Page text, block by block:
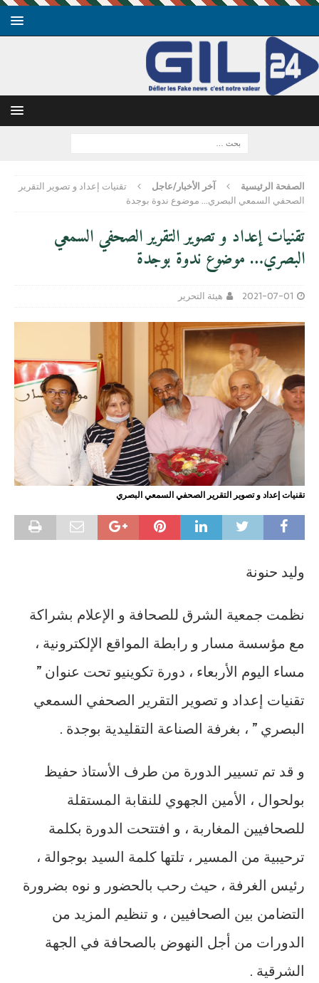
الصفحة الرئيسية آخر الأخبار/عاجل
تقنيات إعداد و تصوير التقرير
الصحفي السمعي البصري… موضوع ندوة بوجدة
تقنيات إعداد و تصوير التقرير الصحفي السمعي
البصري… موضوع ندوة بوجدة
2021-07-01 هيئة التحرير
تقنيات إعداد و تصوير التقرير الصحفي السمعي البصري
وليد حنونة
نظمت جمعية الشرق للصحافة و الإعلام بشراكة
مع مؤسسة مسار و رابطة المواقع الإلكترونية ،
مساء اليوم الأربعاء ، دورة تكوينيو تحت عنوان ”
تقنيات إعداد و تصوير التقرير الصحفي السمعي
البصري ” ، بغرفة الصناعة التقليدية بوجدة .
و قد تم تسيير الدورة من طرف الأستاذ حفيظ
بولحوال ، الأمين الجهوي للنقابة المستقلة
للصحافيين المغاربة ، و افتتحت الدورة بكلمة
ترحيبية من المسير ، تلتها كلمة السيد بوجوالة ،
رئيس الغرفة ، حيث رحب بالحضور و نوه بضرورة
التضامن بين الصحافيين ، و تنظيم المزيد من
الدورات من أجل النهوض بالصحافة في الجهة
الشرقية .